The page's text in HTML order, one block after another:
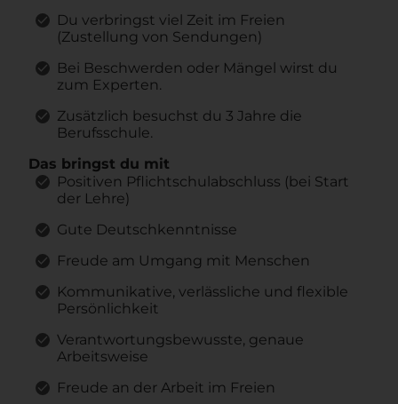
Du verbringst viel Zeit im Freien
(Zustellung von Sendungen)
Bei Beschwerden oder Mängel wirst du
zum Experten.
Zusätzlich besuchst du 3 Jahre die
Berufsschule.
Das bringst du mit
Positiven Pflichtschulabschluss (bei Start
der Lehre)
Gute Deutschkenntnisse
Freude am Umgang mit Menschen
Kommunikative, verlässliche und flexible
Persönlichkeit
Verantwortungsbewusste, genaue
Arbeitsweise
Freude an der Arbeit im Freien